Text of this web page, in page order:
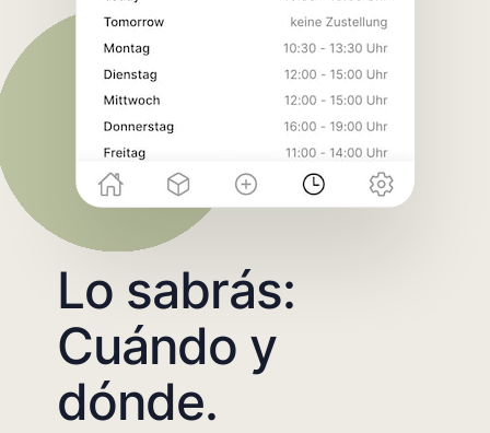
Lo sabrás:
Cuándo y
dónde.